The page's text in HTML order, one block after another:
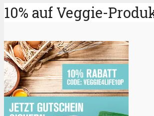
10% auf Veggie-